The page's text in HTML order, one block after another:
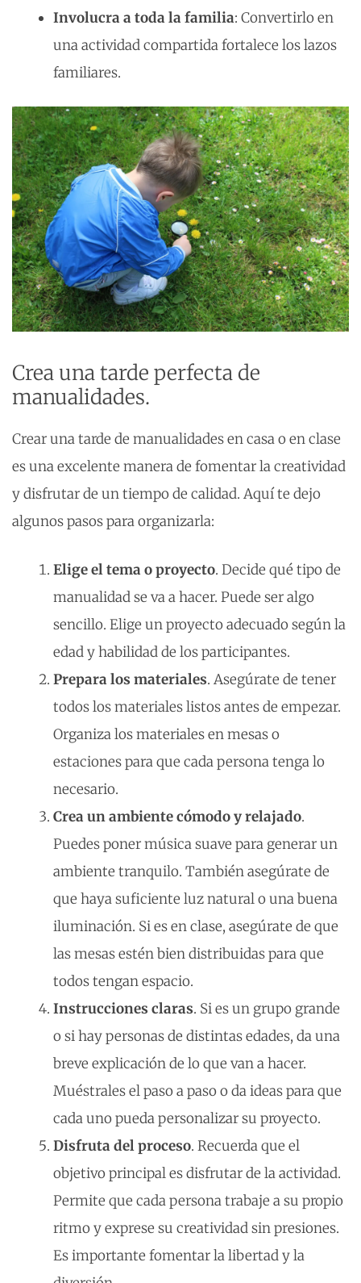
Involucra a toda la familia: Convertirlo en
una actividad compartida fortalece los lazos
familiares.
Crea una tarde perfecta de
manualidades.
Crear una tarde de manualidades en casa o en clase
es una excelente manera de fomentar la creatividad
y disfrutar de un tiempo de calidad. Aquí te dejo
algunos pasos para organizarla:
Elige el tema o proyecto. Decide qué tipo de
manualidad se va a hacer. Puede ser algo
sencillo. Elige un proyecto adecuado según la
edad y habilidad de los participantes.
Prepara los materiales. Asegúrate de tener
todos los materiales listos antes de empezar.
Organiza los materiales en mesas o
estaciones para que cada persona tenga lo
necesario.
Crea un ambiente cómodo y relajado.
Puedes poner música suave para generar un
ambiente tranquilo. También asegúrate de
que haya suficiente luz natural o una buena
iluminación. Si es en clase, asegúrate de que
las mesas estén bien distribuidas para que
todos tengan espacio.
Instrucciones claras. Si es un grupo grande
o si hay personas de distintas edades, da una
breve explicación de lo que van a hacer.
Muéstrales el paso a paso o da ideas para que
cada uno pueda personalizar su proyecto.
Disfruta del proceso. Recuerda que el
objetivo principal es disfrutar de la actividad.
Permite que cada persona trabaje a su propio
ritmo y exprese su creatividad sin presiones.
Es importante fomentar la libertad y la